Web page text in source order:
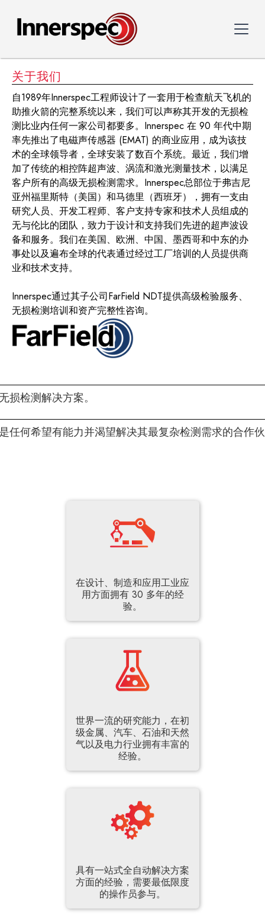
关于我们
自1989年Innerspec工程师设计了一套用于检查航天飞机的
助推火箭的完整系统以来，我们可以声称其开发的无损检
测比业内任何一家公司都要多。Innerspec 在 90 年代中期
率先推出了电磁声传感器 (EMAT) 的商业应用，成为该技
术的全球领导者，全球安装了数百个系统。最近，我们增
加了传统的相控阵超声波、涡流和激光测量技术，以满足
客户所有的高级无损检测需求。Innerspec总部位于弗吉尼
亚州福里斯特（美国）和马德里（西班牙），拥有一支由
研究人员、开发工程师、客户支持专家和技术人员组成的
无与伦比的团队，致力于设计和支持我们先进的超声波设
备和服务。我们在美国、欧洲、中国、墨西哥和中东的办
事处以及遍布全球的代表通过经过工厂培训的人员提供商
业和技术支持。
Innerspec通过其子公司FarField NDT提供高级检验服务、
无损检测培训和资产完整性咨询。
检测解决方案。
任何希望有能力并渴望解决其最复杂检测需求的合作
在设计、制造和应用工业应
用方面拥有 30 多年的经
验。
世界一流的研究能力，在初
级金属、汽车、石油和天然
气以及电力行业拥有丰富的
经验。
具有一站式全自动解决方案
方面的经验，需要最低限度
的操作员参与。